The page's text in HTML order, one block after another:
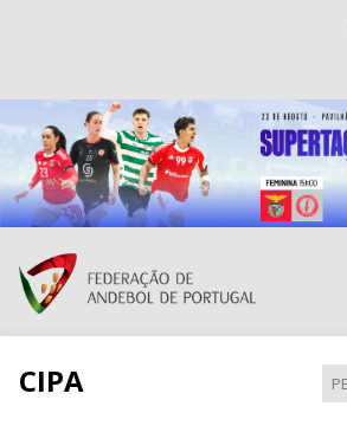
Resultados Andebol
Federação de Andebol de Portugal
Grátis - Disponivel na Play Store
CIPA